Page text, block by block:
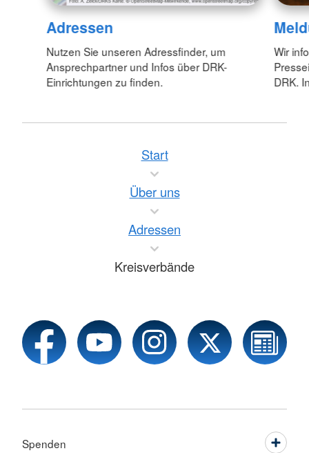
Adressen
Nutzen Sie unseren Adressfinder, um
Ansprechpartner und Infos über DRK-
Einrichtungen zu finden.
Wir
DRK.
Start
Über uns
Adressen
Kreisverbände
Spenden